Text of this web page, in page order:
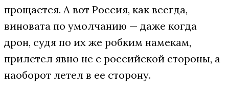
прощается. А вот Россия, как всегда,
виновата по умолчанию — даже когда
дрон, судя по их же робким намекам,
прилетел явно не с российской стороны, а
наоборот летел в ее сторону.